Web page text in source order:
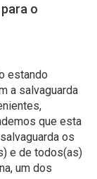
o
estando
a salvaguarda
que esta
os
e de todos(as)
um dos